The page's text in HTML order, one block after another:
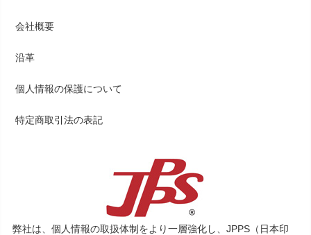
会社概要
沿革
個人情報の保護について
特定商取引法の表記
弊社は、個人情報の取扱体制をより一層強化し、JPPS（日本印